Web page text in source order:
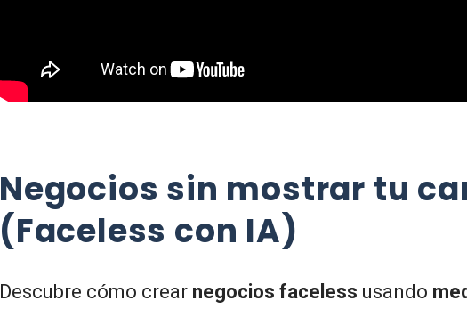
Negocios sin mostrar tu
(Faceless con IA)
Descubre cómo crear negocios faceless usando